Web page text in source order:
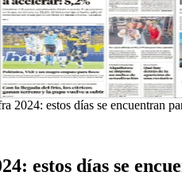
2024: estos días se encuentran
estos días se